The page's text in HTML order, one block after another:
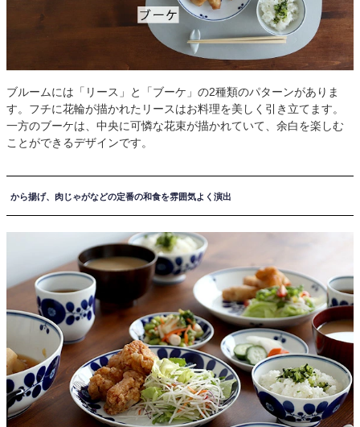
ブルームには「リース」と「ブーケ」の2種類のパターンがありま
す。フチに花輪が描かれたリースはお料理を美しく引き立てます。
一方のブーケは、中央に可憐な花束が描かれていて、余白を楽しむ
ことができるデザインです。
から揚げ、肉じゃがなどの定番の和食を雰囲気よく演出